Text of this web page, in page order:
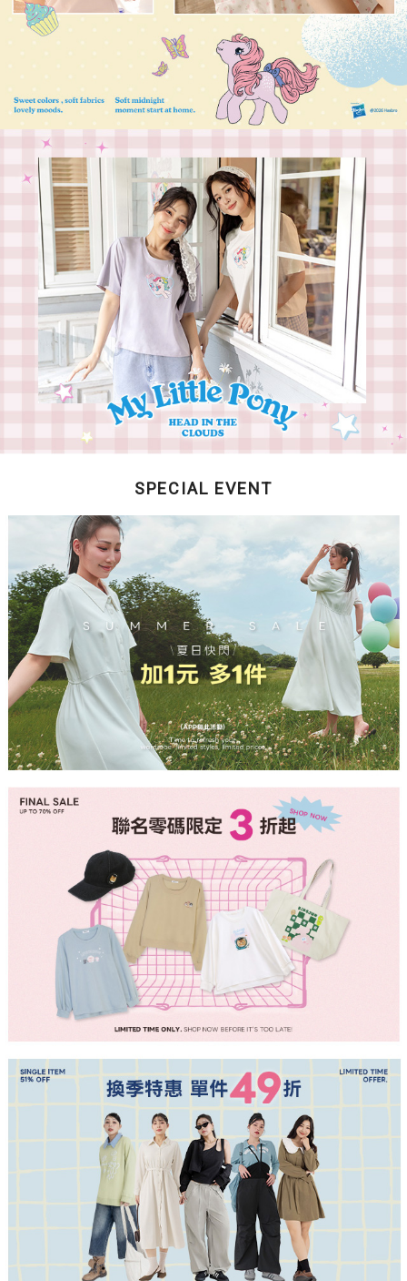
SPECIAL EVENT